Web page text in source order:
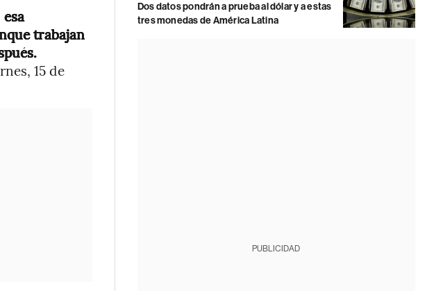
esa
trabajan
15 de
Dos datos pondrán a prueba al dólar y a estas
tres monedas de América Latina
PUBLICIDAD